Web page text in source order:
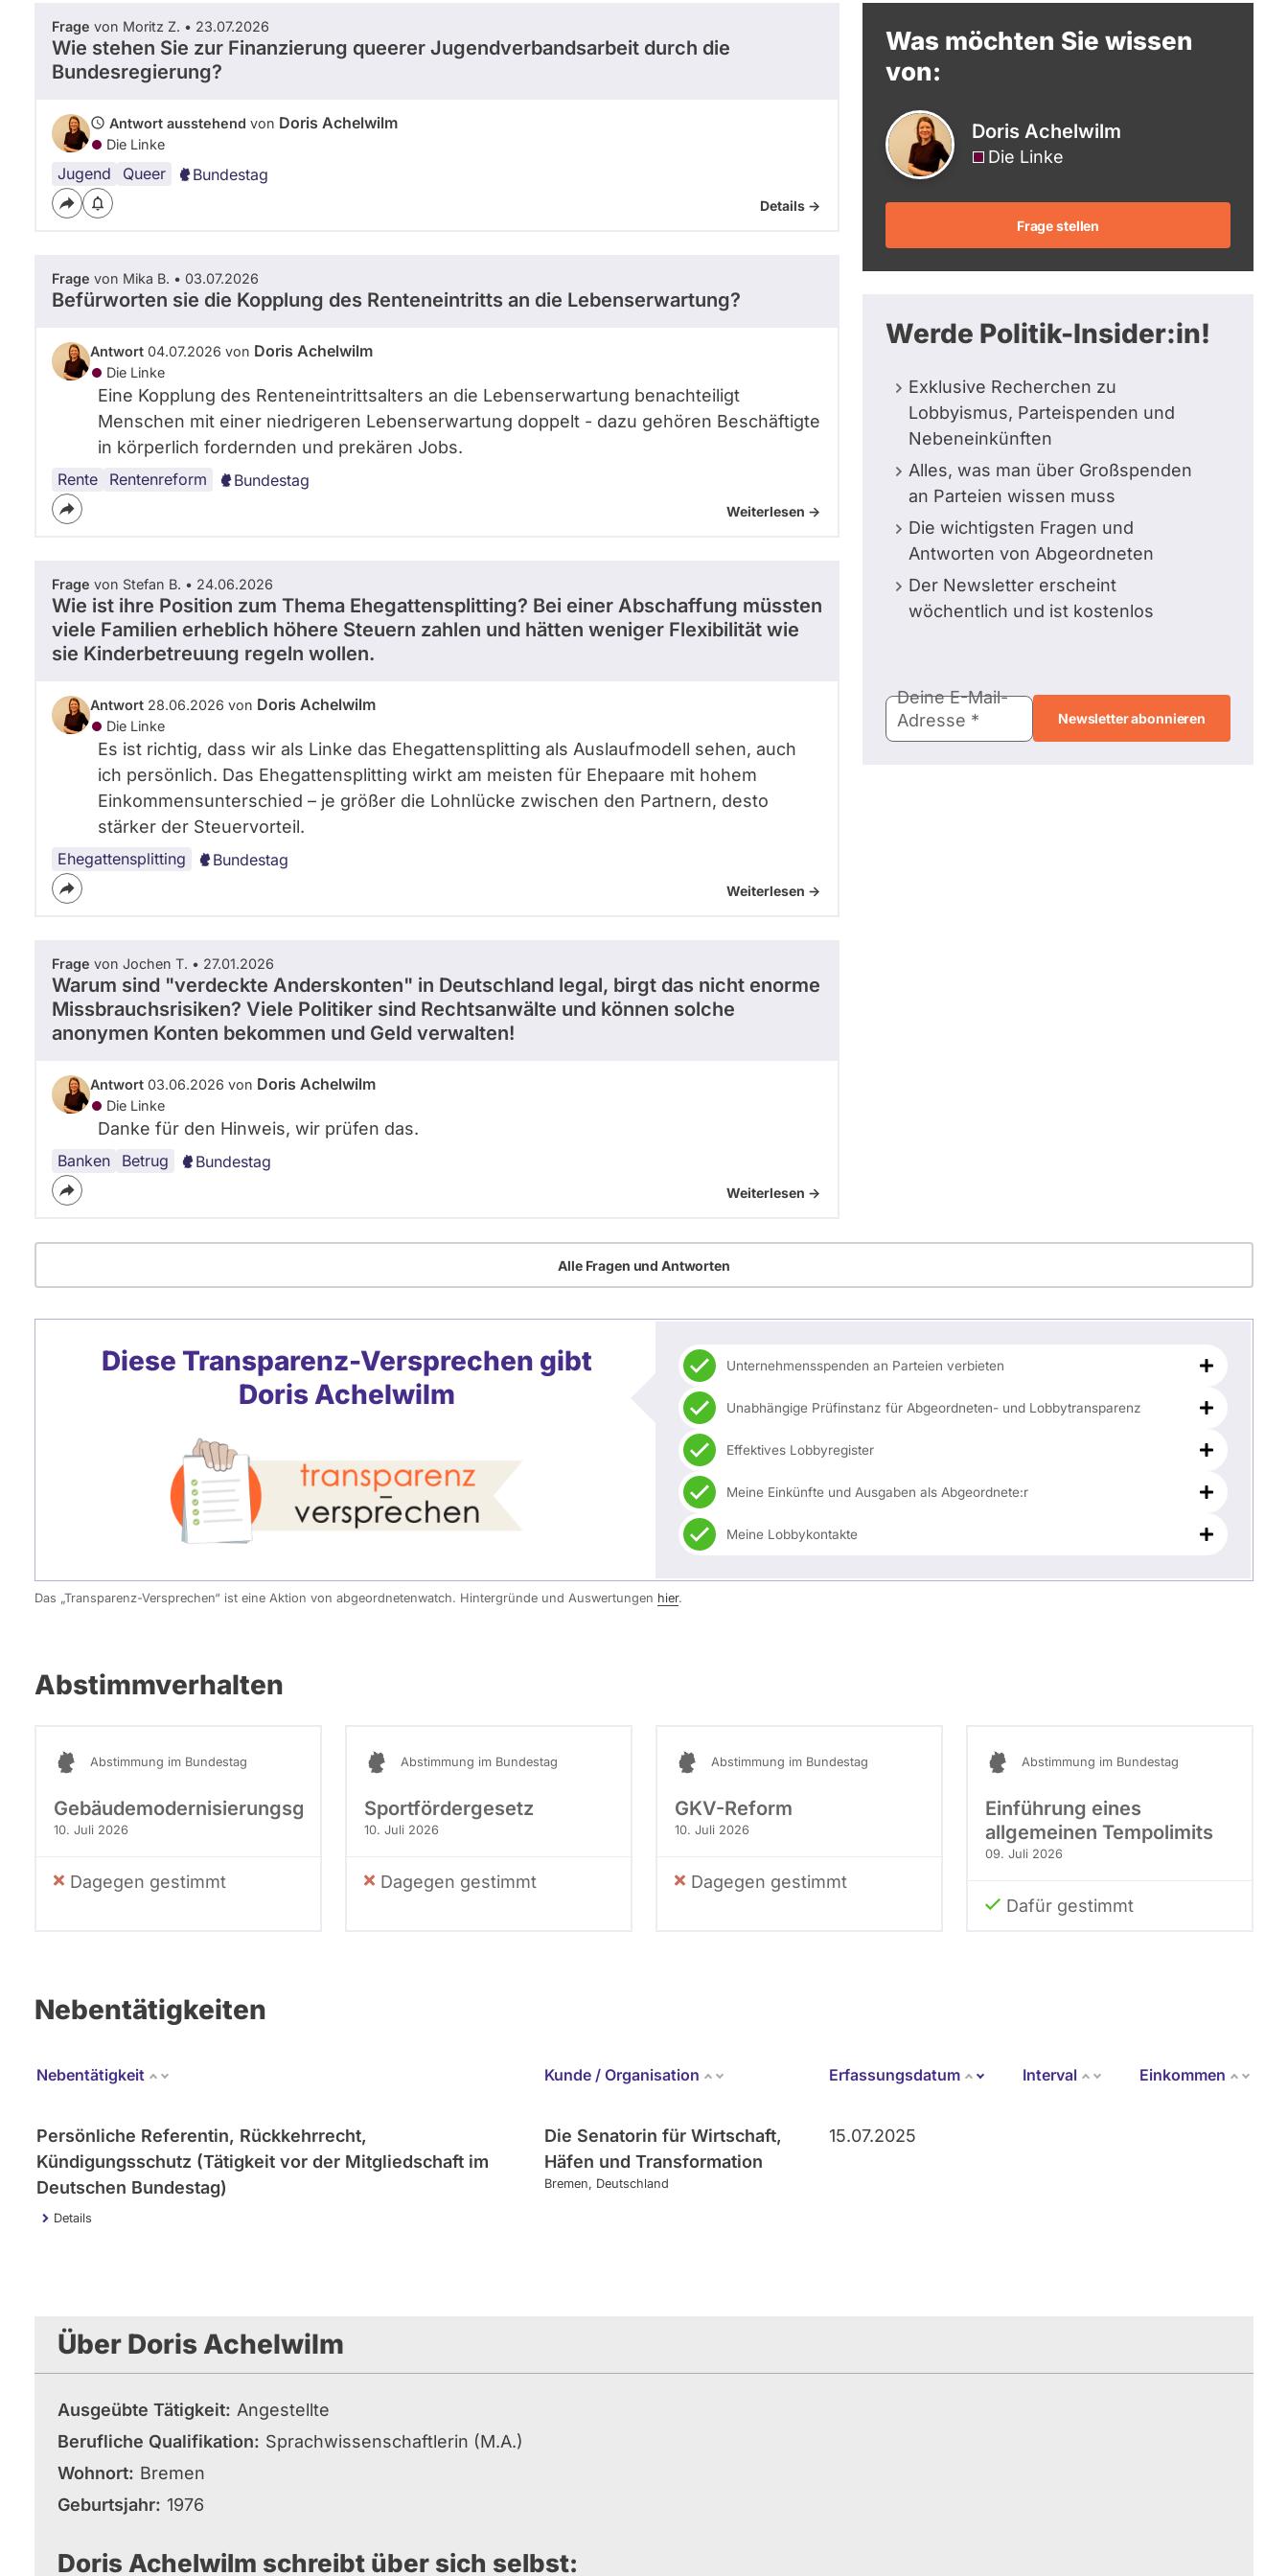
berücksichtigt.
Frage von Moritz Z. • 23.07.2026
Wie stehen Sie zur Finanzierung queerer Jugendverbandsarbeit durch die
Bundesregierung?
Antwort ausstehend von Doris Achelwilm
Die Linke
Jugend Queer Bundestag
Details ->
Frage von Mika B. • 03.07.2026
Befürworten sie die Kopplung des Renteneintritts an die Lebenserwartung?
Antwort 04.07.2026 von Doris Achelwilm
Die Linke
Eine Kopplung des Renteneintrittsalters an die Lebenserwartung benachteiligt
Menschen mit einer niedrigeren Lebenserwartung doppelt - dazu gehören Beschäftigte
in körperlich fordernden und prekären Jobs.
Rente Rentenreform
Renteneintrittsalter Bundestag
Weiterlesen ->
Frage von Stefan B. • 24.06.2026
Wie ist ihre Position zum Thema Ehegattensplitting? Bei einer Abschaffung müssten
viele Familien erheblich höhere Steuern zahlen und hätten weniger Flexibilität wie
sie Kinderbetreuung regeln wollen.
Antwort 28.06.2026 von Doris Achelwilm
Die Linke
Es ist richtig, dass wir als Linke das Ehegattensplitting als Auslaufmodell sehen, auch
ich persönlich. Das Ehegattensplitting wirkt am meisten für Ehepaare mit hohem
Einkommensunterschied – je größer die Lohnlücke zwischen den Partnern, desto
stärker der Steuervorteil.
Ehegattensplitting Bundestag
Weiterlesen ->
Frage von Jochen T. • 27.01.2026
Warum sind "verdeckte Anderskonten" in Deutschland legal, birgt das nicht enorme
Missbrauchsrisiken? Viele Politiker sind Rechtsanwälte und können solche
anonymen Konten bekommen und Geld verwalten!
Antwort 03.06.2026 von Doris Achelwilm
Die Linke
Danke für den Hinweis, wir prüfen das.
Banken Betrug Bundestag
Weiterlesen ->
Was möchten Sie wissen
von:
Doris Achelwilm
Die Linke
Frage stellen
Werde Politik-Insider:in!
Exklusive Recherchen zu
Lobbyismus, Parteispenden und
Nebeneinkünften
Alles, was man über Großspenden
an Parteien wissen muss
Die wichtigsten Fragen und
Antworten von Abgeordneten
Der Newsletter erscheint
wöchentlich und ist kostenlos
Mail-
Adresse
Deine E-Mail-
Adresse
Alle Fragen und Antworten
Diese Transparenz-Versprechen gibt
Doris Achelwilm
Unternehmensspenden an Parteien verbieten
Unabhängige Prüfinstanz für Abgeordneten- und Lobbytransparenz
Effektives Lobbyregister
Meine Einkünfte und Ausgaben als Abgeordnete:r
Meine Lobbykontakte
Das „Transparenz-Versprechen“ ist eine Aktion von abgeordnetenwatch. Hintergründe und Auswertungen hier.
Abstimmverhalten
Abstimmung im Bundestag
Gebäudemodernisierungsgesetz
10. Juli 2026
Dagegen gestimmt
Abstimmung im Bundestag
Sportfördergesetz
10. Juli 2026
Dagegen gestimmt
Abstimmung im Bundestag
GKV-Reform
10. Juli 2026
Dagegen gestimmt
Abstimmung im Bundestag
Einführung eines
allgemeinen Tempolimits
09. Juli 2026
Dafür gestimmt
Nebentätigkeiten
Nebentätigkeit Kunde / Organisation Erfassungsdatum
Aufsteigend sortieren
Interval Einkommen
Persönliche Referentin, Rückkehrrecht,
Kündigungsschutz (Tätigkeit vor der Mitgliedschaft im
Deutschen Bundestag)
Details
Die Senatorin für Wirtschaft,
Häfen und Transformation
Bremen Deutschland
15.07.2025
Über Doris Achelwilm
Ausgeübte Tätigkeit Angestellte
Berufliche Qualifikation
Sprachwissenschaftlerin (M.A.)
Wohnort
Bremen
Geburtsjahr 1976
Doris Achelwilm schreibt über sich selbst: